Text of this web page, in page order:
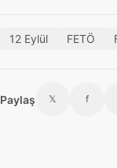
12 Eylül FETÖ
Paylaş 𝕏 f